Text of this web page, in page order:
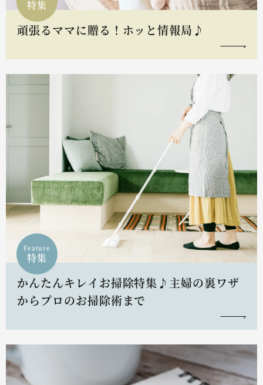
特集
頑張るママに贈る！ホッと情報局♪
Feature
特集
かんたんキレイお掃除特集♪主婦の裏ワザ
からプロのお掃除術まで